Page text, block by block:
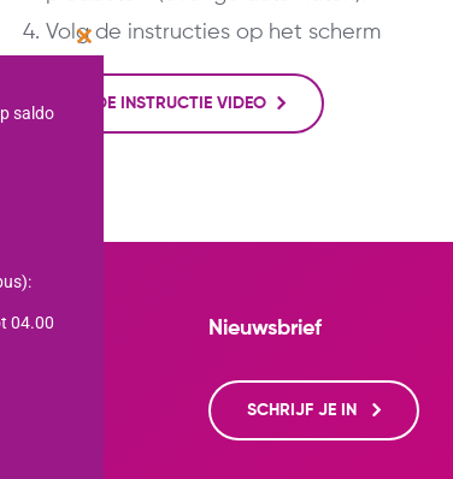
Volg de instructies op het scherm
BEKIJK DE INSTRUCTIE VIDEO
Nieuwsbrief
SCHRIJF JE IN
Close
this
saldo
04.00